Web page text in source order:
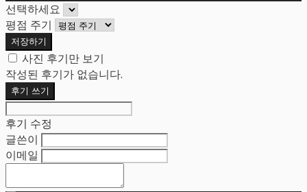
선택하세요
평점 주기
저장하기
사진 후기만 보기
작성된 후기가 없습니다.
후기 쓰기
후기 수정
글쓴이
이메일